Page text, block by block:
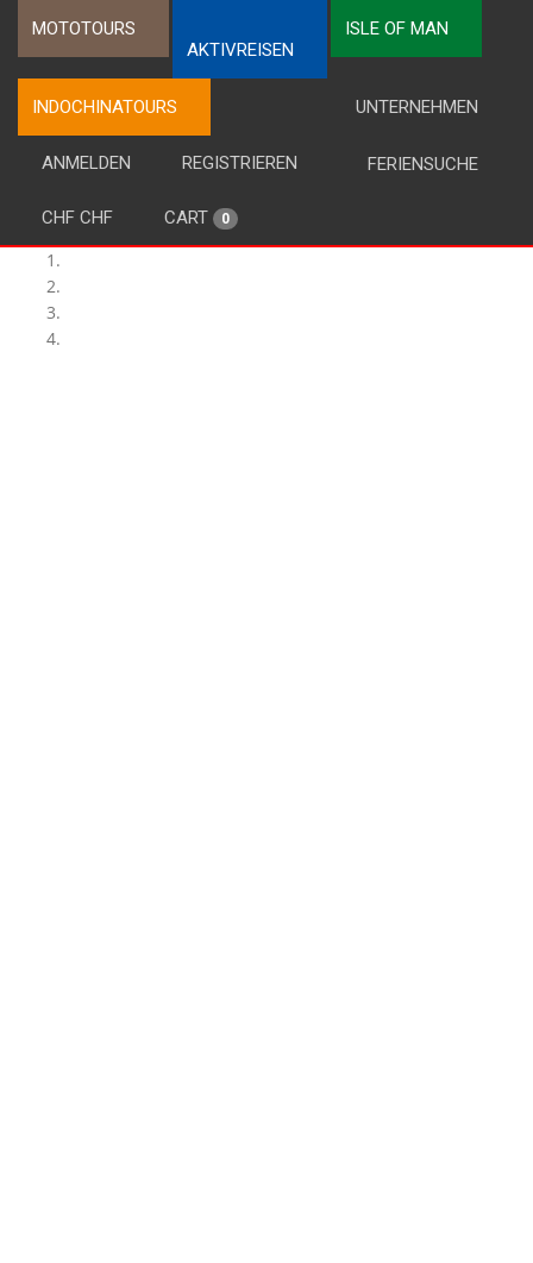
MOTOTOURS
AKTIVREISEN
ISLE OF MAN
INDOCHINATOURS UNTERNEHMEN
FERIENSUCHE
ANMELDEN REGISTRIEREN
CHF CHF CART 0